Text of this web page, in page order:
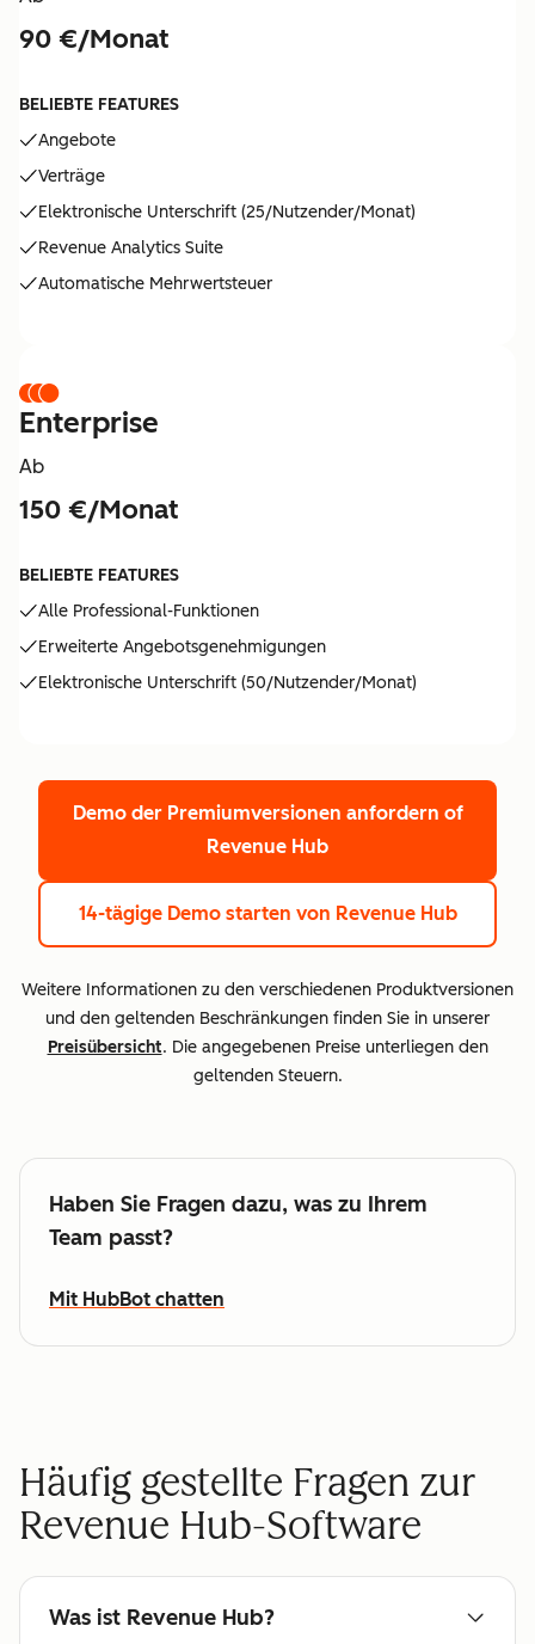
90 €/Monat
BELIEBTE FEATURES
Angebote
Verträge
Elektronische Unterschrift (25/Nutzender/Monat)
Revenue Analytics Suite
Automatische Mehrwertsteuer
Enterprise
Ab
150 €/Monat
BELIEBTE FEATURES
Alle Professional-Funktionen
Erweiterte Angebotsgenehmigungen
Elektronische Unterschrift (50/Nutzender/Monat)
Demo der Premiumversionen anfordern of
Revenue Hub
14-tägige Demo starten von Revenue Hub
Weitere Informationen zu den verschiedenen Produktversionen
und den geltenden Beschränkungen finden Sie in unserer
Preisübersicht. Die angegebenen Preise unterliegen den
geltenden Steuern.
Haben Sie Fragen dazu, was zu Ihrem
Team passt?
Mit HubBot chatten
Häufig gestellte Fragen zur
Revenue Hub-Software
Was ist Revenue Hub?